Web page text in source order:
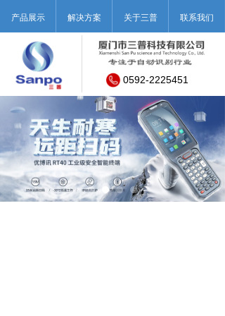
产品展示 解决方案 关于三普 联系我们
0592-2225451